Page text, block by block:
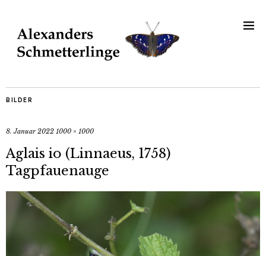
BILDER
8. Januar 2022 1000 × 1000
Aglais io (Linnaeus, 1758)
Tagpfauenauge